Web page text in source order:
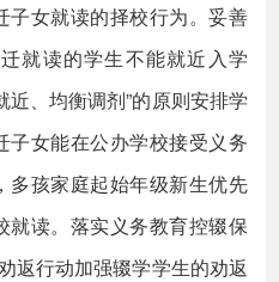
子女就读的择校行为。妥善
就读的学生不能就近入学
近、均衡调剂”的原则安排学
子女能在公办学校接受义务
多孩家庭起始年级新生优先
就读。落实义务教育控辍保
返行动加强辍学学生的劝返